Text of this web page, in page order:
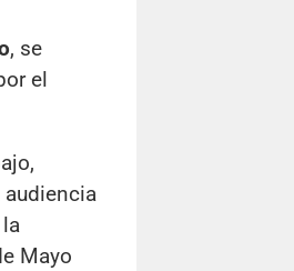
, se
el
audiencia
Mayo